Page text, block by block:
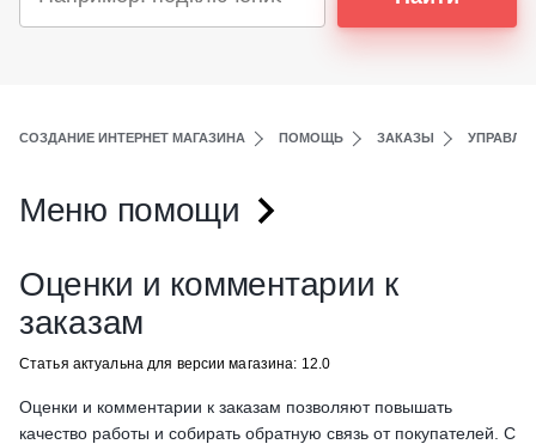
СОЗДАНИЕ ИНТЕРНЕТ МАГАЗИНА ПОМОЩЬ ЗАКАЗЫ
Меню помощи
Оценки и комментарии к
заказам
Статья актуальна для версии магазина: 12.0
Оценки и комментарии к заказам позволяют повышать
качество работы и собирать обратную связь от покупателей. С